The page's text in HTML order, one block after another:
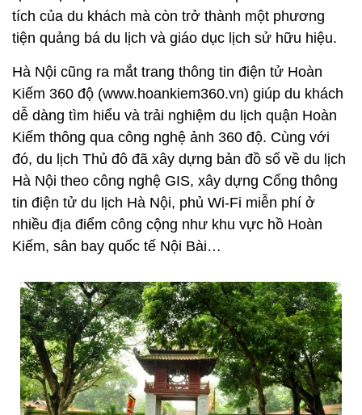
tích của du khách mà còn trở thành một phương
tiện quảng bá du lịch và giáo dục lịch sử hữu hiệu.
Hà Nội cũng ra mắt trang thông tin điện tử Hoàn
Kiếm 360 độ (www.hoankiem360.vn) giúp du khách
dễ dàng tìm hiểu và trải nghiệm du lịch quận Hoàn
Kiếm thông qua công nghệ ảnh 360 độ. Cùng với
đó, du lịch Thủ đô đã xây dựng bản đồ số về du lịch
Hà Nội theo công nghệ GIS, xây dựng Cổng thông
tin điện tử du lịch Hà Nội, phủ Wi-Fi miễn phí ở
nhiều địa điểm công cộng như khu vực hồ Hoàn
Kiếm, sân bay quốc tế Nội Bài…